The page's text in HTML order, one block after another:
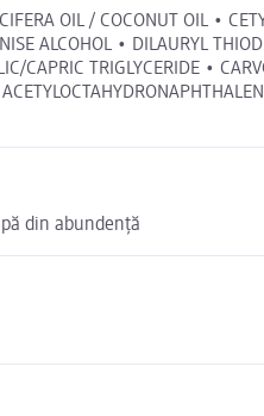
OIL / COCONUT OIL •
ALCOHOL • DILAURYL
CAPRIC TRIGLYCERIDE •
din abundență